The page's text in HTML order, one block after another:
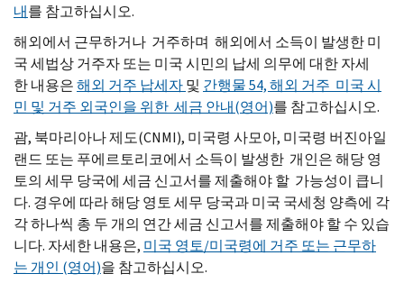
내를 참고하십시오.
해외에서 근무하거나 거주하며 해외에서 소득이 발생한 미
국 세법상 거주자 또는 미국 시민의 납세 의무에 대한 자세
한 내용은해외 거주 납세자및 간행물 54, 해외 거주 미국 시
민 및 거주 외국인을 위한 세금 안내(영어)를 참고하십시오.
괌, 북마리아나 제도(CNMI), 미국령 사모아, 미국령 버진아일
랜드 또는 푸에르토리코에서 소득이 발생한 개인은 해당 영
토의 세무 당국에 세금 신고서를 제출해야 할 가능성이 큽니
다. 경우에 따라 해당 영토 세무 당국과 미국 국세청 양측에 각
각 하나씩 총 두 개의 연간 세금 신고서를 제출해야 할 수 있습
니다. 자세한 내용은, 미국 영토/미국령에 거주 또는 근무하
는 개인 (영어)을 참고하십시오.